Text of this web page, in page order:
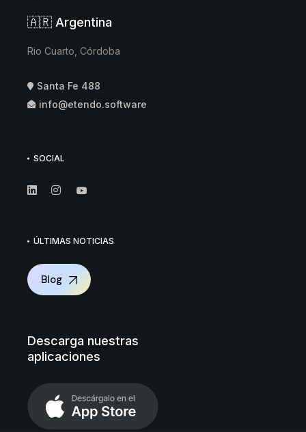
🇦🇷 Argentina
Rio Cuarto, Córdoba
Santa Fe 488
info@etendo.software
SOCIAL
ÚLTIMAS NOTICIAS
Blog
Descarga nuestras
aplicaciones